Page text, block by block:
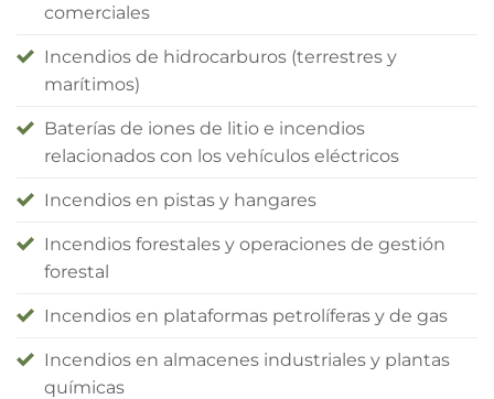
comerciales
Incendios de hidrocarburos (terrestres y
marítimos)
Baterías de iones de litio e incendios
relacionados con los vehículos eléctricos
Incendios en pistas y hangares
Incendios forestales y operaciones de gestión
forestal
Incendios en plataformas petrolíferas y de gas
Incendios en almacenes industriales y plantas
químicas